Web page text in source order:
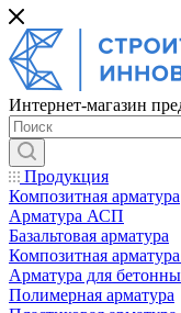
Интернет-магазин
Продукция
Композитная арматура
Арматура АСП
Базальтовая арматура
Композитная
Арматура для
Полимерная арматура